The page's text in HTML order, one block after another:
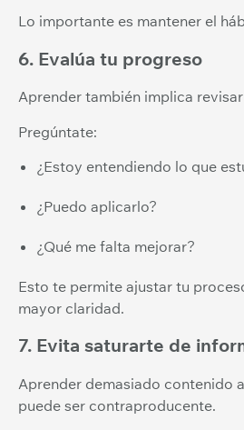
Lo importante es mantener el
6. Evalúa tu progreso
Aprender también implica
Pregúntate:
¿Estoy entendiendo lo que
¿Puedo aplicarlo?
¿Qué me falta mejorar?
Esto te permite ajustar tu
mayor claridad.
7. Evita saturarte de
Aprender demasiado contenido
puede ser contraproducente.